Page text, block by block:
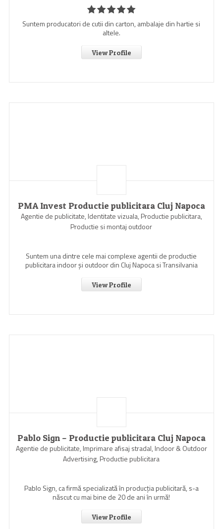
Suntem producatori de cutii din carton, ambalaje din hartie si
altele.
View Profile
PMA Invest Productie publicitara Cluj Napoca
Agentie de publicitate, Identitate vizuala, Productie publicitara,
Productie si montaj outdoor
Suntem una dintre cele mai complexe agentii de productie
publicitara indoor şi outdoor din Cluj Napoca si Transilvania
View Profile
Pablo Sign – Productie publicitara Cluj Napoca
Agentie de publicitate, Imprimare afisaj stradal, Indoor & Outdoor
Advertising, Productie publicitara
Pablo Sign, ca firmă specializată în producția publicitară, s-a
născut cu mai bine de 20 de ani în urmă!
View Profile